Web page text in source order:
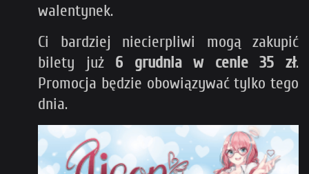
walentynek.
Ci bardziej niecierpliwi mogą zakupić
bilety już 6 grudnia w cenie 35 zł.
Promocja będzie obowiązywać tylko tego
dnia.